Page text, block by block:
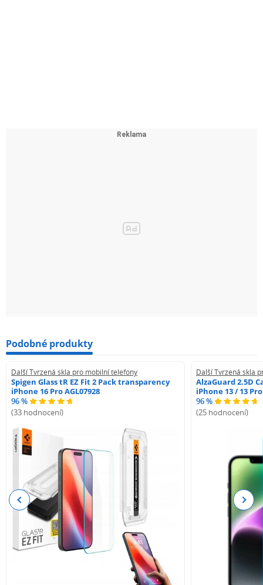
Podobné produkty
Další Tvrzená skla pro mobilní telefony
Spigen Glass tR EZ Fit 2 Pack transparency
iPhone 16 Pro AGL07928
96 %
(33 hodnocení)
Další Tvrzená skla
AlzaGuard 2.5D
iPhone 13 / 13 Pro
96 %
(25 hodnocení)
Previous Next